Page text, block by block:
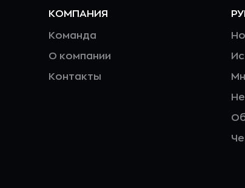
КОМПАНИЯ
Команда
О компании
Контакты